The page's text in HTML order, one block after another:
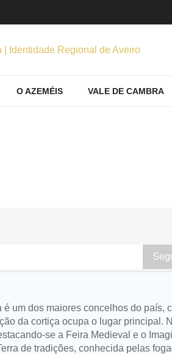
O AZEMÉIS VALE DE CAMBRA
é um dos maiores concelhos do país,
da cortiça ocupa o lugar principal.
se a Feira Medieval e o
de tradições, conhecida pelas